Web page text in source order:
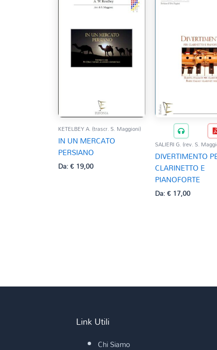
KETELBEY A. (trascr. S. Maggioni)
IN UN MERCATO
PERSIANO
Da:€19,00
SALIERI G. (rev. S.
DIVERTIMENTO
CLARINETTO E
PIANOFORTE
Da:€17,00
Link Utili
Chi Siamo